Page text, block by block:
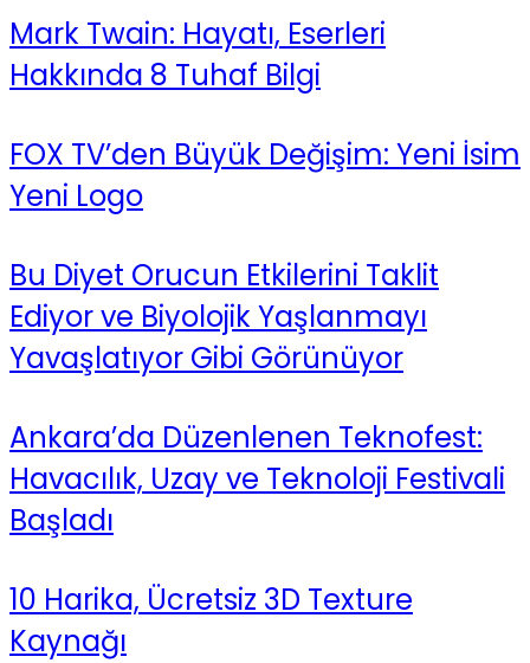
Mark Twain: Hayatı, Eserleri
Hakkında 8 Tuhaf Bilgi
FOX TV’den Büyük Değişim: Yeni İsim
Yeni Logo
Bu Diyet Orucun Etkilerini Taklit
Ediyor ve Biyolojik Yaşlanmayı
Yavaşlatıyor Gibi Görünüyor
Ankara’da Düzenlenen Teknofest:
Havacılık, Uzay ve Teknoloji Festivali
Başladı
10 Harika, Ücretsiz 3D Texture
Kaynağı